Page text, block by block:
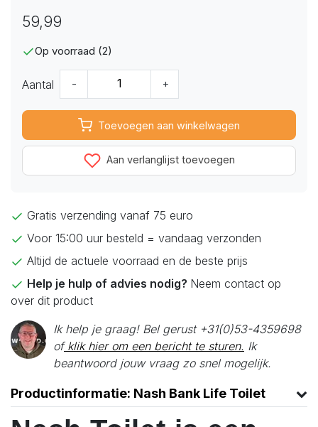
59,99
Op voorraad (2)
Aantal - +
Toevoegen aan winkelwagen
Aan verlanglijst toevoegen
Gratis verzending vanaf 75 euro
Voor 15:00 uur besteld = vandaag verzonden
Altijd de actuele voorraad en de beste prijs
Help je hulp of advies nodig? Neem contact op
over dit product
Ik help je graag! Bel gerust +31(0)53-4359698
ofklik hier om een bericht te sturen. Ik
beantwoord jouw vraag zo snel mogelijk.
Productinformatie: Nash Bank Life Toilet